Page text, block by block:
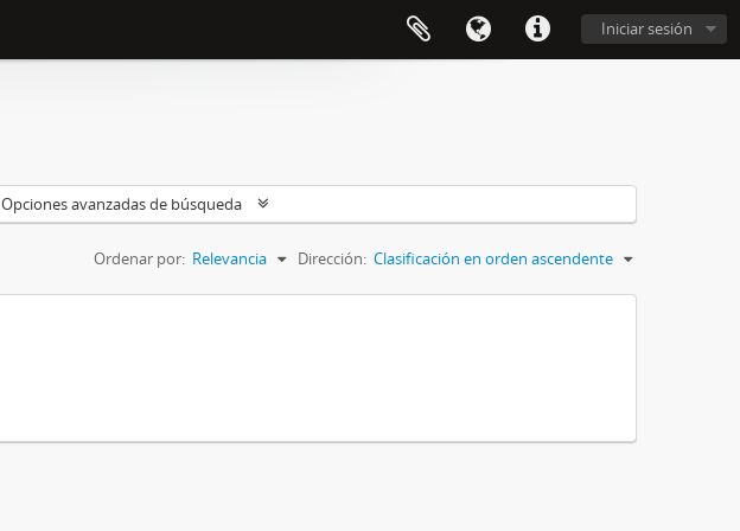
Iniciar sesión
Opciones avanzadas de búsqueda
Ordenar por: Relevancia Dirección: Clasificación en orden ascendente